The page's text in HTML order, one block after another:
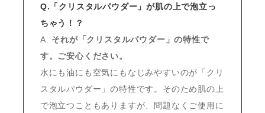
Q.「クリスタルパウダー」が肌の上で泡立っ
ちゃう！？
A. それが「クリスタルパウダー」の特性で
す。ご安心ください。
水にも油にも空気にもなじみやすいのが「クリ
スタルパウダー」の特性です。そのため肌の上
で泡立つこともありますが、問題なくご使用に